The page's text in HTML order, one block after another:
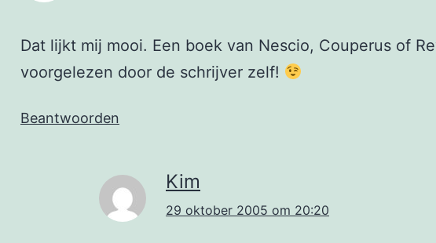
Dat lijkt mij mooi. Een boek van Nescio, Couperus of
voorgelezen door de schrijver zelf!
Beantwoorden
Kim
29 oktober 2005 om 20:20